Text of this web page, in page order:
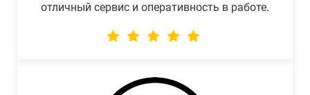
отличный сервис и оперативность в работе.